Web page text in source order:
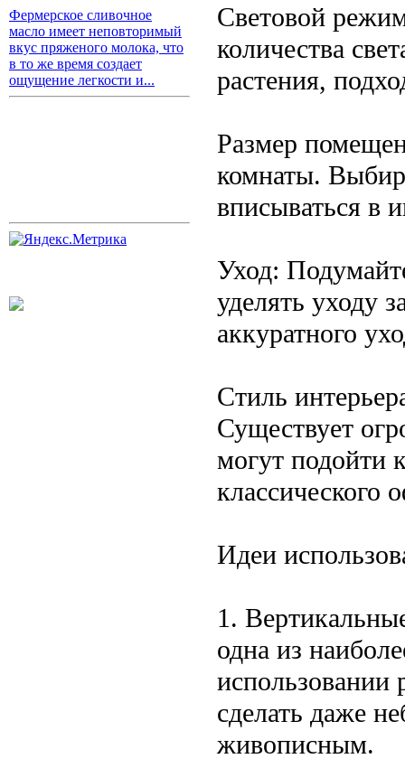
Фермерское сливочное
масло имеет неповторимый
вкус пряженого молока, что
в то же время создает
ощущение легкости и...
Световой
количества
растения,
Размер
комнаты.
вписываться в
Уход:
уделять уходу
аккуратного
Стиль
Существует
могут подойти
классического
Идеи
1.
одна из
использовании
сделать даже
живописным.